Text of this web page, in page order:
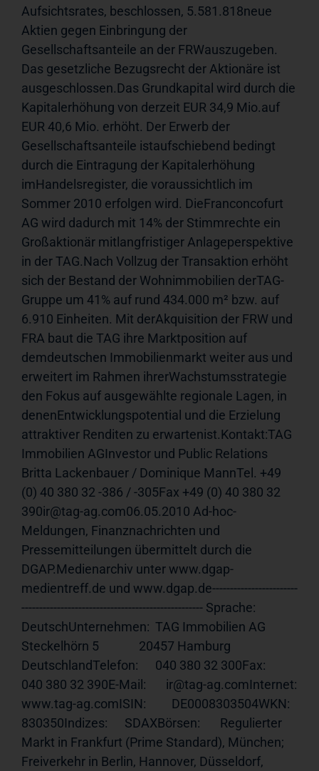
Aufsichtsrates, beschlossen, 5.581.818neue
Aktien gegen Einbringung der
Gesellschaftsanteile an der FRWauszugeben.
Das gesetzliche Bezugsrecht der Aktionäre ist
ausgeschlossen.Das Grundkapital wird durch die
Kapitalerhöhung von derzeit EUR 34,9 Mio.auf
EUR 40,6 Mio. erhöht. Der Erwerb der
Gesellschaftsanteile istaufschiebend bedingt
durch die Eintragung der Kapitalerhöhung
imHandelsregister, die voraussichtlich im
Sommer 2010 erfolgen wird. DieFranconcofurt
AG wird dadurch mit 14% der Stimmrechte ein
Großaktionär mitlangfristiger Anlageperspektive
in der TAG.Nach Vollzug der Transaktion erhöht
sich der Bestand der Wohnimmobilien derTAG-
Gruppe um 41% auf rund 434.000 m² bzw. auf
6.910 Einheiten. Mit derAkquisition der FRW und
FRA baut die TAG ihre Marktposition auf
demdeutschen Immobilienmarkt weiter aus und
erweitert im Rahmen ihrerWachstumsstrategie
den Fokus auf ausgewählte regionale Lagen, in
denenEntwicklungspotential und die Erzielung
attraktiver Renditen zu erwartenist.Kontakt:TAG
Immobilien AGInvestor und Public Relations
Britta Lackenbauer / Dominique MannTel. +49
(0) 40 380 32 -386 / -305Fax +49 (0) 40 380 32
390ir@tag-ag.com06.05.2010 Ad-hoc-
Meldungen, Finanznachrichten und
Pressemitteilungen übermittelt durch die
DGAP.Medienarchiv unter www.dgap-
medientreff.de und www.dgap.de------------------------
--------------------------------------------------- Sprache:
DeutschUnternehmen:  TAG Immobilien AG
Steckelhörn 5              20457 Hamburg
DeutschlandTelefon:      040 380 32 300Fax:
www.tag-ag.comISIN:         DE0008303504WKN:
830350Indizes:      SDAXBörsen:       Regulierter
Markt in Frankfurt (Prime Standard), München;
Freiverkehr in Berlin, Hannover, Düsseldorf,